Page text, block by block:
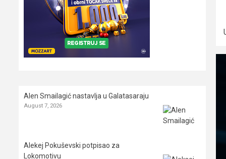
Alen Smailagić nastavlja u Galatasaraju
August 7, 2026
Alekej Pokuševski potpisao za
Lokomotivu